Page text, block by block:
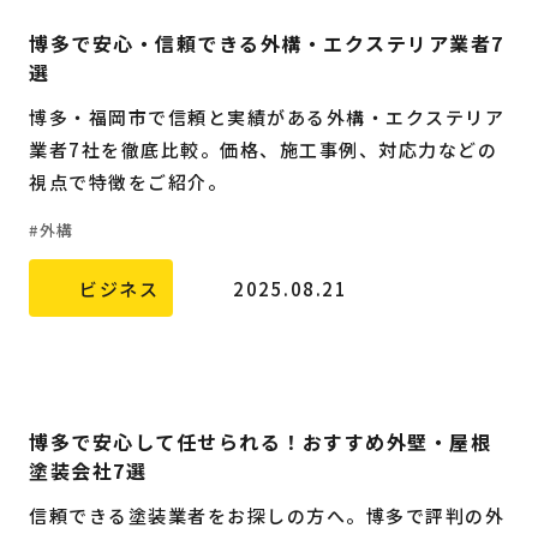
博多で安心・信頼できる外構・エクステリア業者7
選
博多・福岡市で信頼と実績がある外構・エクステリア
業者7社を徹底比較。価格、施工事例、対応力などの
視点で特徴をご紹介。
外構
ビジネス 2025.08.21
博多で安心して任せられる！おすすめ外壁・屋根
塗装会社7選
信頼できる塗装業者をお探しの方へ。博多で評判の外